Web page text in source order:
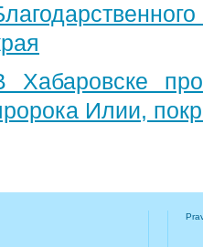
Хабаровске
Илии,